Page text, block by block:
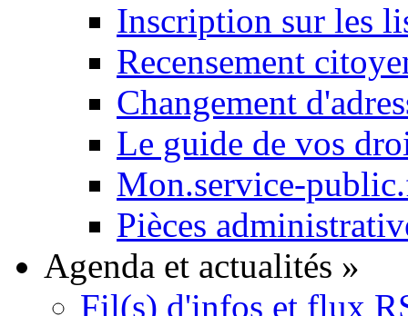
Inscription sur les
Recensement
Changement
Le guide de vos
Mon.service-
Pièces
Agenda et actualités »
Fil(s) d'infos et flux